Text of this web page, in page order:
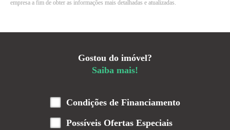
empresa a fim de obter as informações mais detalhadas e atualizadas.
Gostou do imóvel?
Saiba mais!
Condições de Financiamento
Possíveis Ofertas Especiais